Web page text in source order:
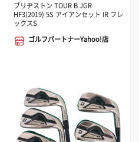
ブリヂストン TOUR B JGR
HF3(2019) 5S アイアンセット IR フレ
ックスS
ゴルフパートナーYahoo!店